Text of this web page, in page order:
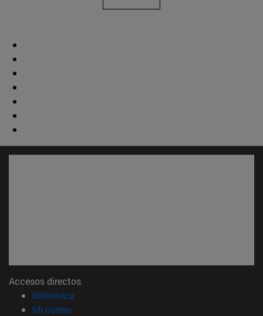
Accesos directos
Biblioteca
Mi correo(abre en nueva ventana)